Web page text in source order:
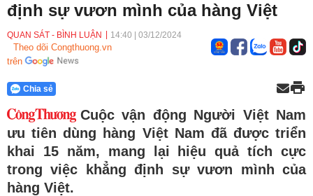
định sự vươn mình của hàng Việt
QUAN SÁT - BÌNH LUẬN 14:40 03/12/2024
Theo dõi Congthuong.vn
trên
Chia sẻ
Cuộc vận động Người Việt Nam
ưu tiên dùng hàng Việt Nam đã được triển
khai 15 năm, mang lại hiệu quả tích cực
trong việc khẳng định sự vươn mình của
hàng Việt.